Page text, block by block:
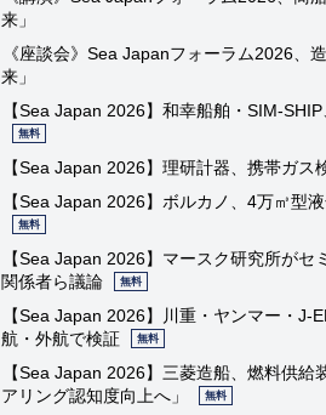
来」
《座談会》Sea Japanフォーラム2026、
来」
【Sea Japan 2026】和幸船舶・SIM-
無料
【Sea Japan 2026】理研計器、携帯ガス
【Sea Japan 2026】ボルカノ、4万㎥型
無料
【Sea Japan 2026】マースク研究所が
関係者ら議論
無料
【Sea Japan 2026】川重・ヤンマー・J-
航・外航で検証
無料
【Sea Japan 2026】三菱造船、燃料供
アリング認知度向上へ」
無料